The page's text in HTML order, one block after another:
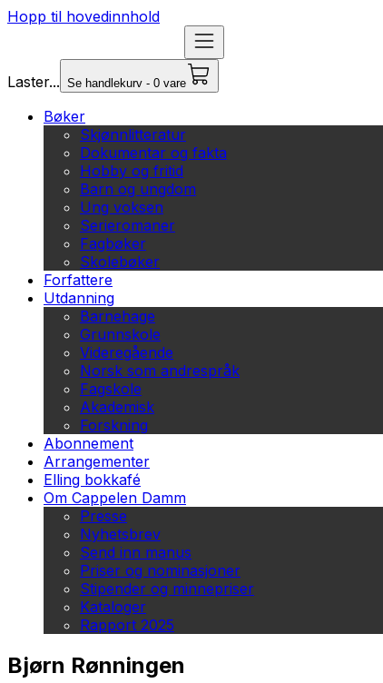
Hopp til hovedinnhold
Laster... Se handlekurv - 0 vare
Bøker
Skjønnlitteratur
Dokumentar og fakta
Hobby og fritid
Barn og ungdom
Ung voksen
Serieromaner
Fagbøker
Skolebøker
Forfattere
Utdanning
Barnehage
Grunnskole
Videregående
Norsk som andrespråk
Fagskole
Akademisk
Forskning
Abonnement
Arrangementer
Elling bokkafé
Om Cappelen Damm
Presse
Nyhetsbrev
Send inn manus
Priser og nominasjoner
Stipender og minnepriser
Kataloger
Rapport 2025
Bjørn Rønningen